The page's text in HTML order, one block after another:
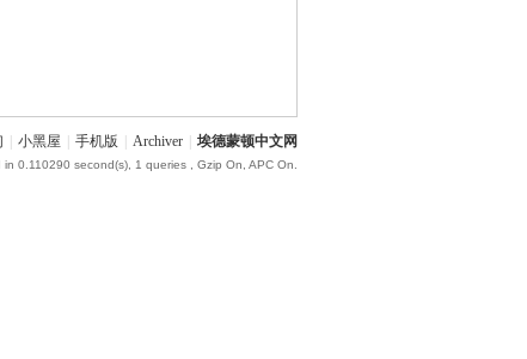
小黑屋 手机版 Archiver 埃德蒙顿中文网
in 0.110290 second(s), 1 queries , Gzip On, APC On.